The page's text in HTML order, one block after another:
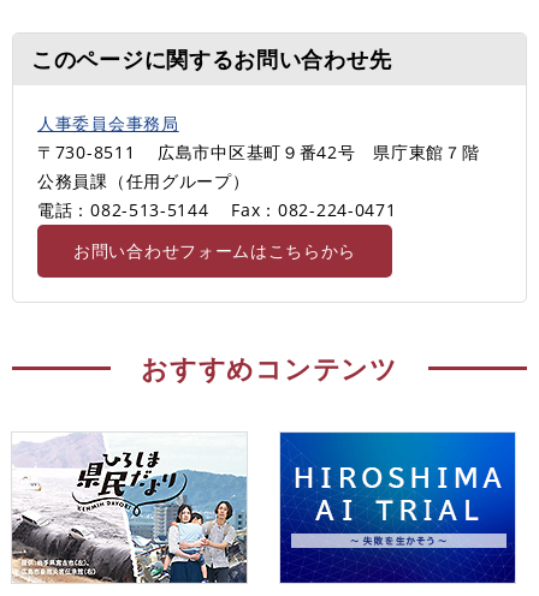
このページに関するお問い合わせ先
人事委員会事務局
〒730-8511
広島市中区基町９番42号 県庁東館７階
公務員課（任用グループ）
電話：082-513-5144
Fax：082-224-0471
お問い合わせフォームはこちらから
おすすめコンテンツ